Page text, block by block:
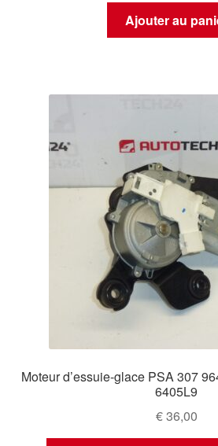
Ajouter au
Moteur d’essuie-glace PSA 307
6405L9
€36,00